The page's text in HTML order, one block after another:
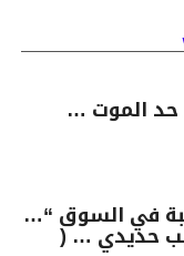
حد الموت …
في السوق “…
حديدي … (